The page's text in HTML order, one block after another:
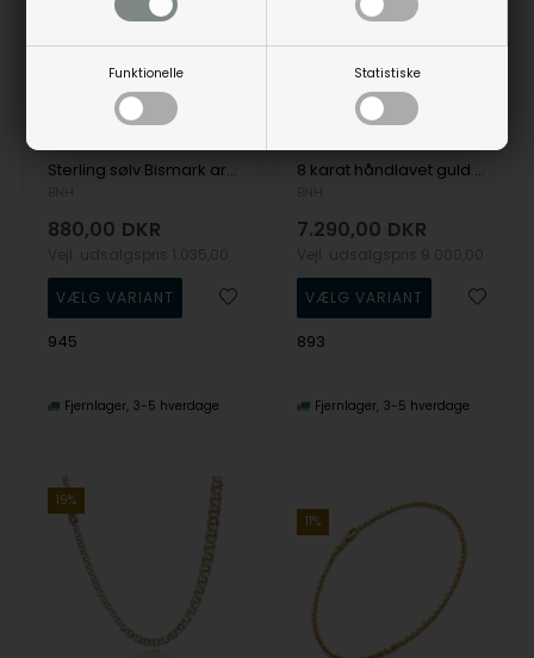
Funktionelle Statistiske
Sterling sølv Bismark armbånd og halskæder - Dansk produceret hos BNH
880,00 DKR
945
Fjernlager 3-5 hverdage
8 karat håndlavet guld Bismark halskæder
7.290,00 DKR
893
Fjernlager 3-5 hverdage
19%
11%